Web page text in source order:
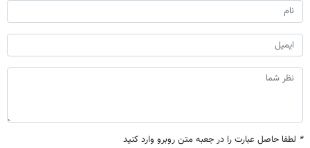
* لطفا حاصل عبارت را در جعبه متن روبرو وارد کنید